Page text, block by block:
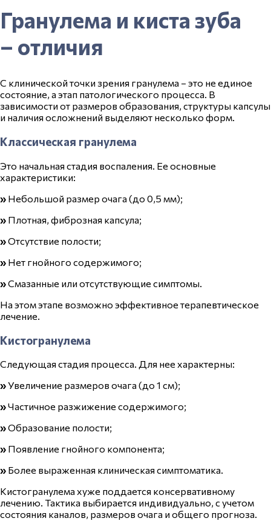
Гранулема и киста зуба
– отличия
С клинической точки зрения гранулема – это не единое
состояние, а этап патологического процесса. В
зависимости от размеров образования, структуры капсулы
и наличия осложнений выделяют несколько форм.
Классическая гранулема
Это начальная стадия воспаления. Ее основные
характеристики:
» Небольшой размер очага (до 0,5 мм);
» Плотная, фиброзная капсула;
»Отсутствие полости;
» Нет гнойного содержимого;
»Смазанные или отсутствующие симптомы.
На этом этапе возможно эффективное терапевтическое
лечение.
Кистогранулема
Следующая стадия процесса. Для нее характерны:
»Увеличение размеров очага (до 1 см);
»Частичное разжижение содержимого;
»Образование полости;
» Появление гнойного компонента;
» Более выраженная клиническая симптоматика.
Кистогранулема хуже поддается консервативному
лечению. Тактика выбирается индивидуально, с учетом
состояния каналов, размеров очага и общего прогноза.